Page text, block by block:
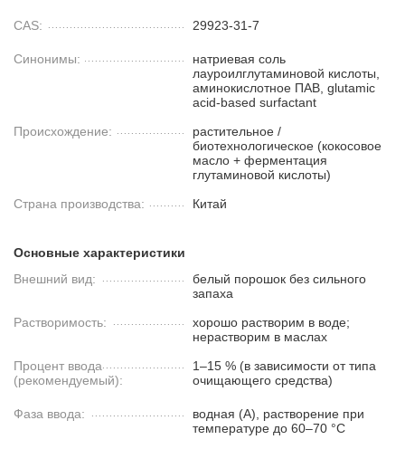
CAS: 29923-31-7
Синонимы:
натриевая соль
лауроилглутаминовой кислоты,
аминокислотное ПАВ, glutamic
acid-based surfactant
Происхождение:
растительное /
биотехнологическое (кокосовое
масло + ферментация
глутаминовой кислоты)
Страна производства:
Китай
Основные характеристики
Внешний вид:
белый порошок без сильного
запаха
Растворимость:
хорошо растворим в воде;
нерастворим в маслах
Процент ввода
(рекомендуемый):
1–15 % (в зависимости от типа
очищающего средства)
Фаза ввода:
водная (A), растворение при
температуре до 60–70 °C